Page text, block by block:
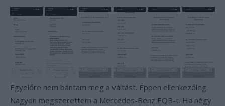
Egyelőre nem bántam meg a váltást. Éppen ellenkezőleg.
Nagyon megszerettem a Mercedes-Benz EQB-t. Ha négy